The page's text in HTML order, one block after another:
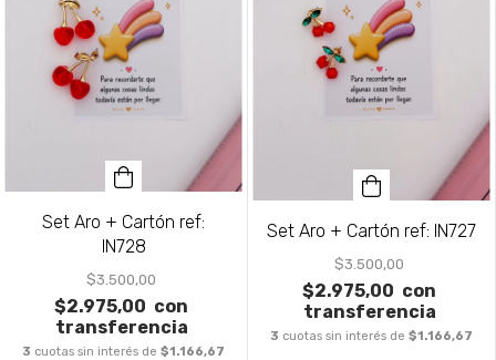
Set Aro + Cartón ref:
IN728
$3.500,00
$2.975,00 con
transferencia
3 cuotas sin interés de $1.166,67
Set Aro + Cartón ref: IN727
$3.500,00
$2.975,00 con
transferencia
3 cuotas sin interés de $1.166,67